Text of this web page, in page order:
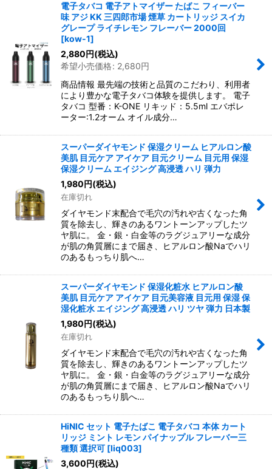
電子タバコ 電子アトマイザー たばこ フィーバー
味 アジ KK 三四郎市場 煙草 カートリッジ スイカ
グレープ ライチレモン フレーバー 2000回
[kow-1]
2,880円(税込)
希望小売価格: 2,680円
商品情報 最先端の技術と品質のこだわり、利用者
により豊かな電子タバコ体験を提供します。 電子
タバコ 型番：K-ONE リキッド：5.5ml エバポレ
ーター:1.2オーム オイル成分…
スーパーダイヤモンド 保湿クリーム ヒアルロン酸
美肌 目元ケア アイケア 目元クリーム 目元用 保湿
保湿クリーム エイジング 高浸透 ハリ 弾力
1,980円(税込)
在庫切れ
ダイヤモンド末配合で毛穴の汚れや古くなった角
質を除去し、輝きのあるワントーンアップしたツ
ヤ肌に。 金・銀・白金等のラグジュアリーな成分
が肌の角質層にまで届き、ヒアルロン酸Naでハリ
のあるもっちり肌へ…
スーパーダイヤモンド 保湿化粧水 ヒアルロン酸
美肌 目元ケア アイケア 目元美容液 目元用 保湿 保
湿化粧水 エイジング 高浸透 ハリ ツヤ 弾力 日本製
1,980円(税込)
在庫切れ
ダイヤモンド末配合で毛穴の汚れや古くなった角
質を除去し、輝きのあるワントーンアップしたツ
ヤ肌に。 金・銀・白金等のラグジュアリーな成分
が肌の角質層にまで届き、ヒアルロン酸Naでハリ
のあるもっちり肌へ…
HiNIC セット 電子たばこ 電子タバコ 本体 カート
リッジ ミント レモン パイナップル フレーバー三
種類 選択可 [liq003]
3,600円(税込)